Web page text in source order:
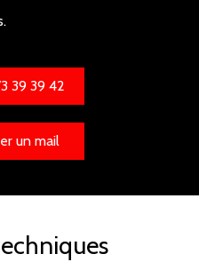
39 39 42
un mail